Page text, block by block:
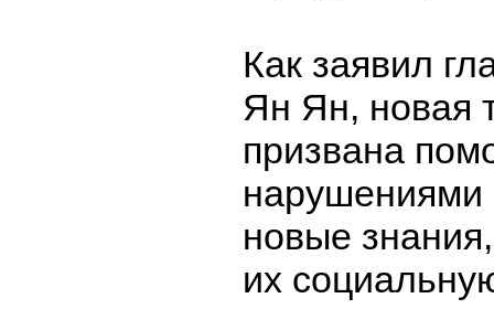
Как заявил
Ян Ян, новая
призвана
нарушениями
новые
их